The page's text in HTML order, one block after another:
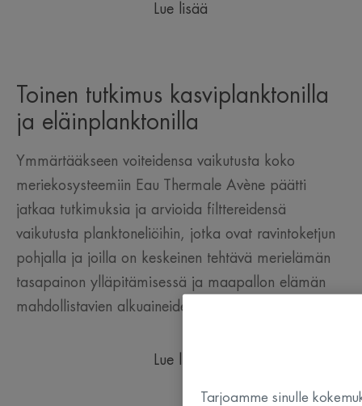
Lue lisää
Toinen tutkimus kasviplanktonilla
ja eläinplanktonilla
Ymmärtääkseen voiteidensa vaikutusta koko
meriekosysteemiin Eau Thermale Avène päätti
jatkaa tutkimuksia ja arvioida filttereidensä
vaikutusta planktoneliöihin, jotka ovat ravintoketjun
pohjalla ja joilla on keskeinen tehtävä merielämän
tasapainon ylläpitämisessä ja maapallon elämän
mahdollistavien alkuaineiden kierrossa.
Lue lisää
Tarjoamme sinulle